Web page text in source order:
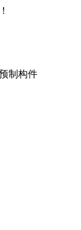
制构件